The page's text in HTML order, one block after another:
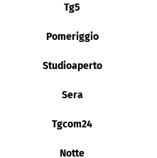
Tg5
Pomeriggio
Studioaperto
Sera
Tgcom24
Notte